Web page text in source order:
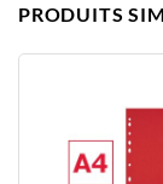
PRODUITS